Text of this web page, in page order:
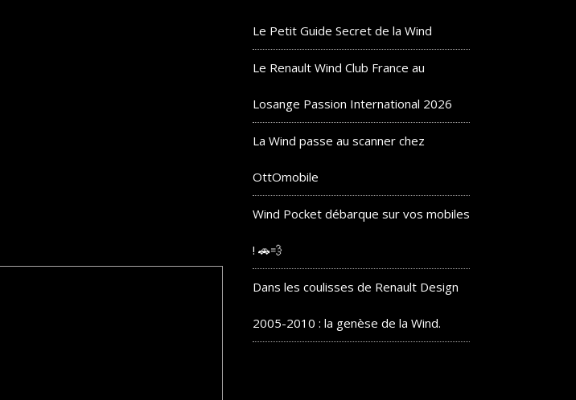
Le Petit Guide Secret de la Wind
Le Renault Wind Club France au
Losange Passion International 2026
La Wind passe au scanner chez
OttOmobile
Wind Pocket débarque sur vos mobiles
! 🚗💨
Dans les coulisses de Renault Design
2005-2010 : la genèse de la Wind.